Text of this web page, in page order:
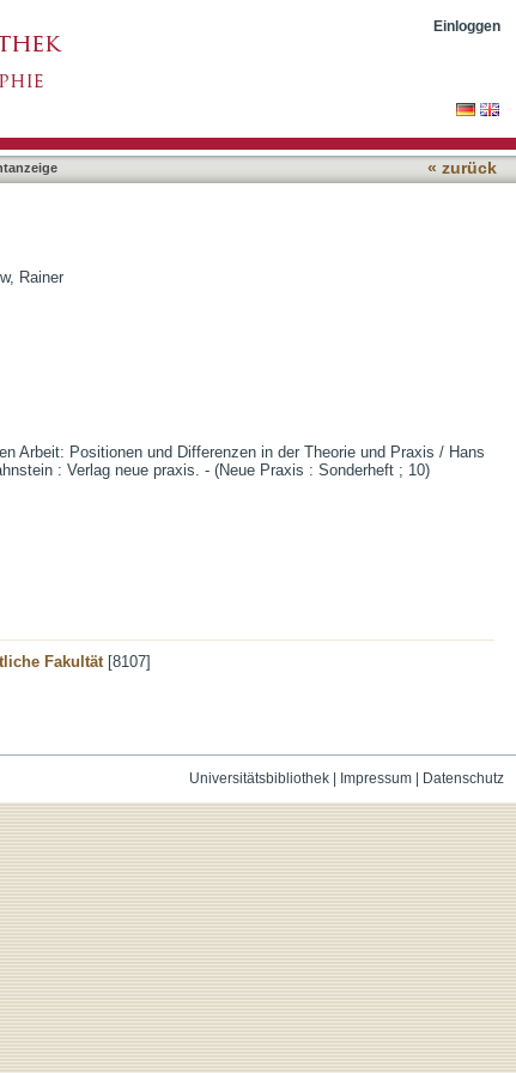
Einloggen
« zurück
Rainer
Arbeit: Positionen und Differenzen in der Theorie und Praxis / Hans
: Verlag neue praxis. - (Neue Praxis : Sonderheft ; 10)
Fakultät[8107]
Universitätsbibliothek| Impressum| Datenschutz